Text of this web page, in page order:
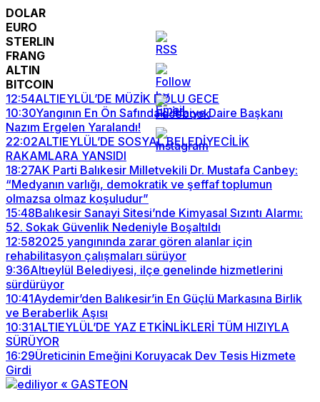
DOLAR
EURO
STERLIN
FRANG
ALTIN
BITCOIN
12:54ALTIEYLÜL’DE MÜZİK DOLU GECE
10:30Yangının En Ön Safındaki İtfaiye Daire Başkanı
Nazım Ergelen Yaralandı!
22:02ALTIEYLÜL’DE SOSYAL BELEDİYECİLİK
RAKAMLARA YANSIDI
18:27AK Parti Balıkesir Milletvekili Dr. Mustafa Canbey:
“Medyanın varlığı, demokratik ve şeffaf toplumun
olmazsa olmaz koşuludur”
15:48Balıkesir Sanayi Sitesi’nde Kimyasal Sızıntı Alarmı:
52. Sokak Güvenlik Nedeniyle Boşaltıldı
12:582025 yangınında zarar gören alanlar için
rehabilitasyon çalışmaları sürüyor
9:36Altıeylül Belediyesi, ilçe genelinde hizmetlerini
sürdürüyor
10:41Aydemir’den Balıkesir’in En Güçlü Markasına Birlik
ve Beraberlik Aşısı
10:31ALTIEYLÜL’DE YAZ ETKİNLİKLERİ TÜM HIZIYLA
SÜRÜYOR
16:29Üreticinin Emeğini Koruyacak Dev Tesis Hizmete
Girdi